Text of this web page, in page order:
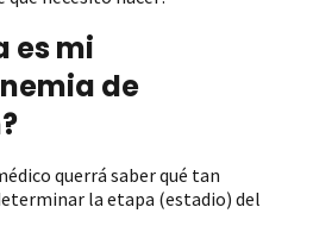
es mi
de
querrá saber qué tan
la etapa (estadio) del